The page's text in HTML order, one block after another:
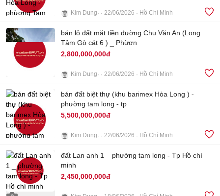
3
Kim Dung 22/06/2026 Hồ Chí Minh
bán lô đất mặt tiền đường Chu Văn An (Long
Tâm Gò cát 6 ) _ Phừơn
2,800,000,000đ
Kim Dung 22/06/2026 Hồ Chí Minh
4
bán đất biệt thự (khu barimex Hòa Long ) -
phường tam long - tp
5,500,000,000đ
Kim Dung 22/06/2026 Hồ Chí Minh
đất Lan anh 1 _ phường tam long - Tp Hồ chí
minh
2,450,000,000đ